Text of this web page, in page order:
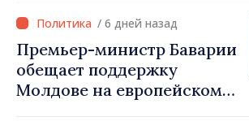
проектов»
/ 6 дней назад
Премьер-министр Баварии
обещает поддержку
Молдове на европейском